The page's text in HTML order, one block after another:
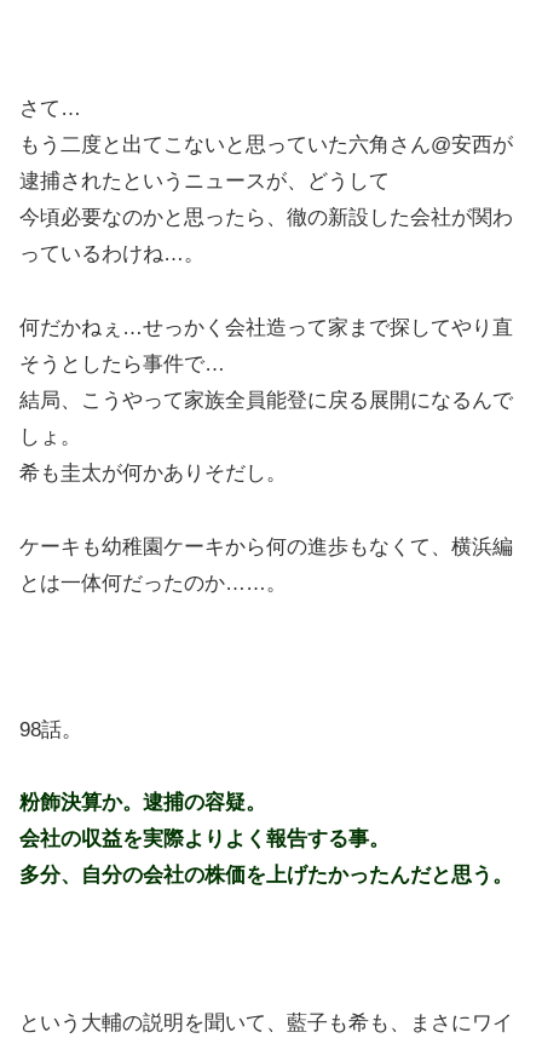
さて…
もう二度と出てこないと思っていた六角さん@安西が
逮捕されたというニュースが、どうして
今頃必要なのかと思ったら、徹の新設した会社が関わ
っているわけね…。
何だかねぇ…せっかく会社造って家まで探してやり直
そうとしたら事件で…
結局、こうやって家族全員能登に戻る展開になるんで
しょ。
希も圭太が何かありそだし。
ケーキも幼稚園ケーキから何の進歩もなくて、横浜編
とは一体何だったのか……。
98話。
粉飾決算か。逮捕の容疑。
会社の収益を実際よりよく報告する事。
多分、自分の会社の株価を上げたかったんだと思う。
という大輔の説明を聞いて、藍子も希も、まさにワイ